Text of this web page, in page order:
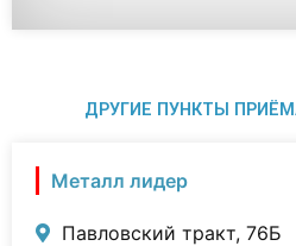
ДРУГИЕ ПУНКТЫ
Металл лидер
Павловский тракт, 76Б